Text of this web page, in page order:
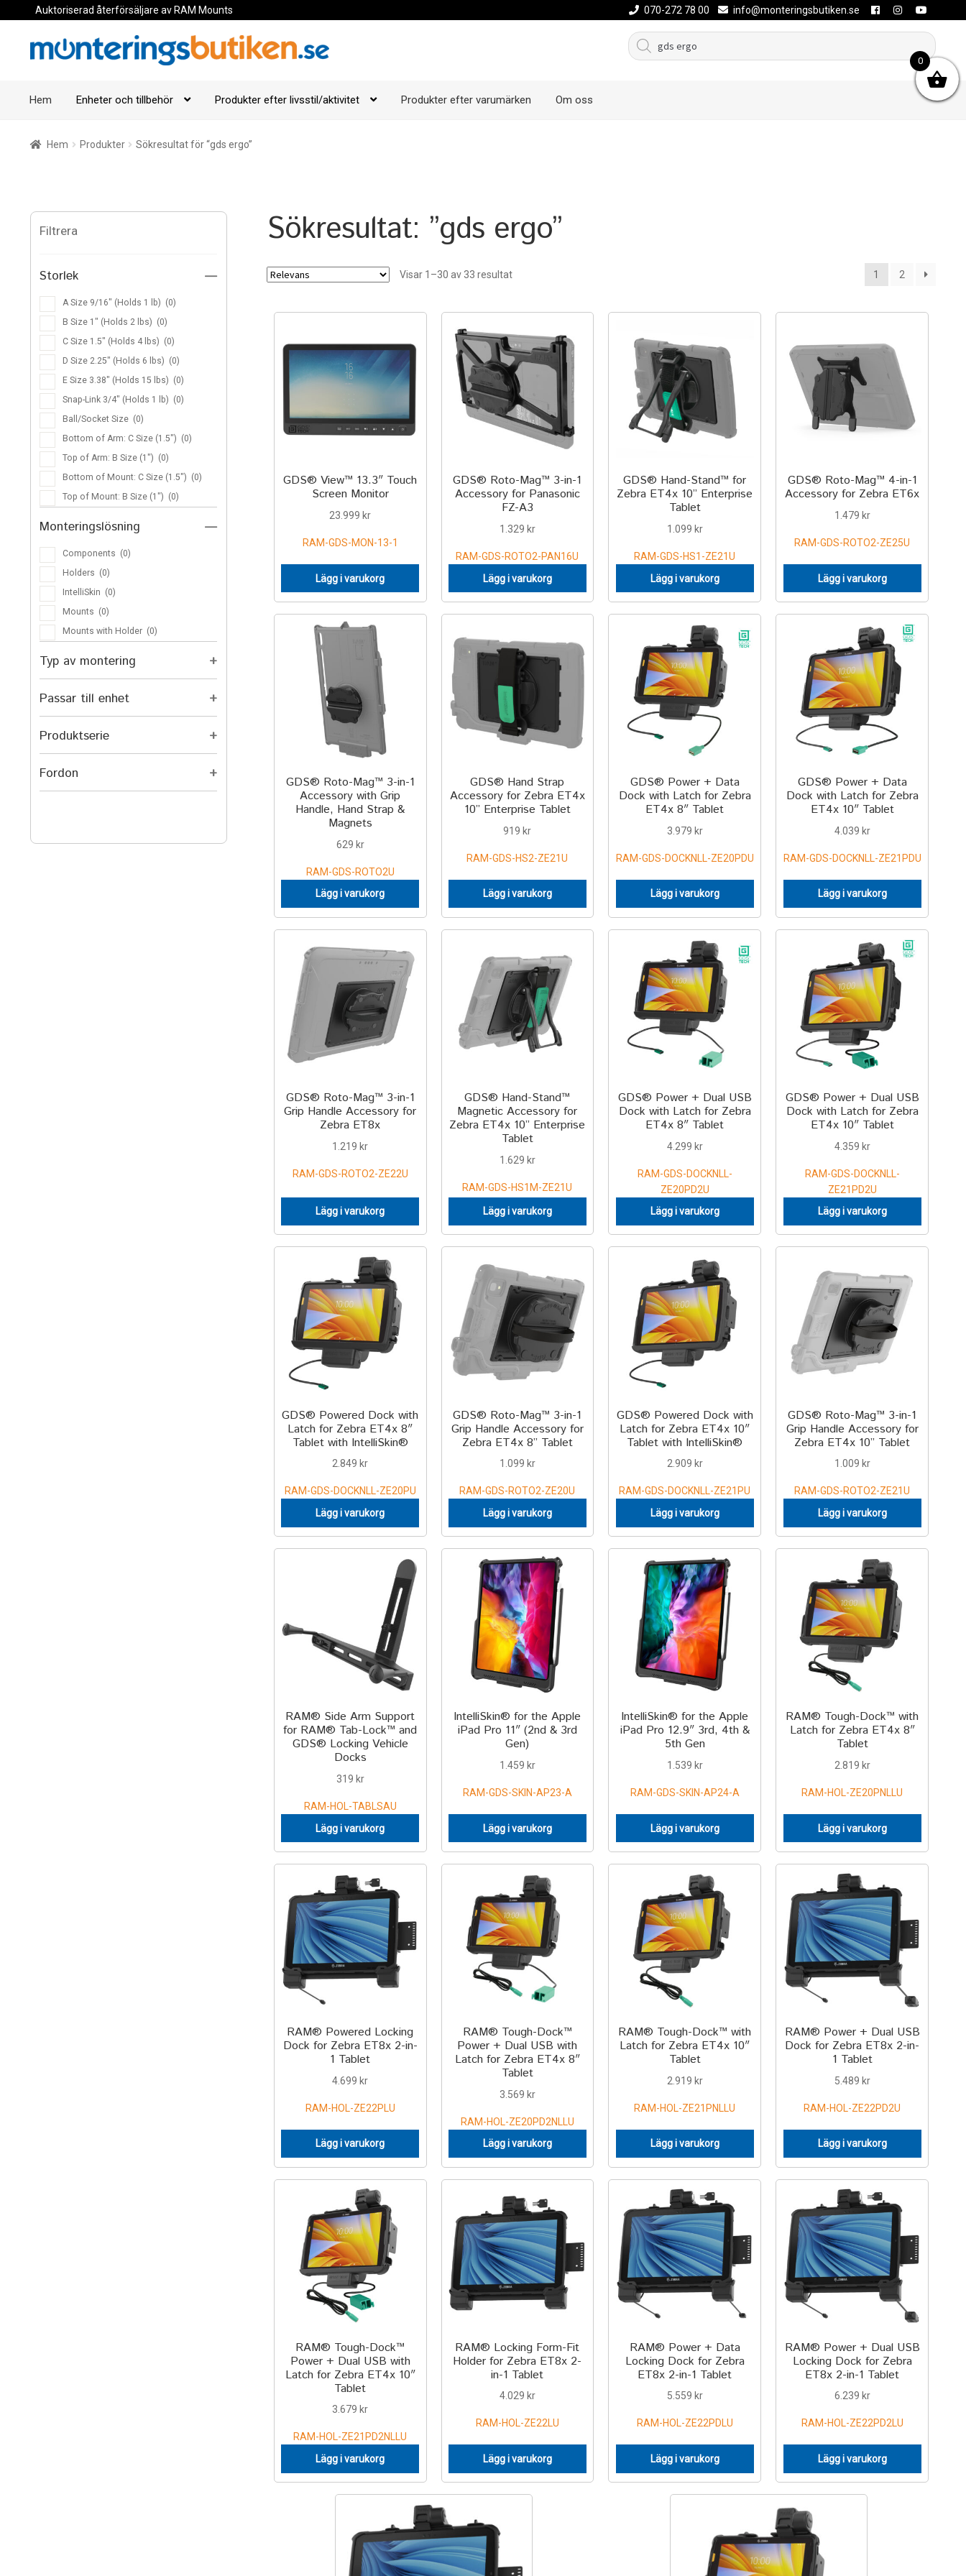
Auktoriserad återförsäljare av RAM Mounts 070-272 78 00 info@monteringsbutiken.se
Hoppa
till
Hoppa
till
Produktsökning
Hem Enheter och tillbehör Produkter efter livsstil/aktivitet Produkter efter varumärken Om oss
Hem Produkter Sökresultat för “gds ergo”
Sökresultat: ”gds ergo”
Visar 1–30 av 33 resultat 1 2
GDS® View™ 13.3″ Touch
Screen Monitor
23.999 kr
RAM-GDS-MON-13-1
Lägg i varukorg
GDS® Roto-Mag™ 3-in-1
Accessory for Panasonic
FZ-A3
1.329 kr
RAM-GDS-ROTO2-PAN16U
Lägg i varukorg
GDS® Hand-Stand™ for
Zebra ET4x 10” Enterprise
Tablet
1.099 kr
RAM-GDS-HS1-ZE21U
Lägg i varukorg
GDS® Roto-Mag™ 4-in-1
Accessory for Zebra ET6x
1.479 kr
RAM-GDS-ROTO2-ZE25U
Lägg i varukorg
GDS® Roto-Mag™ 3-in-1
Accessory with Grip
Handle, Hand Strap &
Magnets
629 kr
RAM-GDS-ROTO2U
Lägg i varukorg
GDS® Hand Strap
Accessory for Zebra ET4x
10” Enterprise Tablet
919 kr
RAM-GDS-HS2-ZE21U
Lägg i varukorg
GDS® Power + Data
Dock with Latch for Zebra
ET4x 8″ Tablet
3.979 kr
RAM-GDS-DOCKNLL-ZE20PDU
Lägg i varukorg
GDS® Power + Data
Dock with Latch for Zebra
ET4x 10″ Tablet
4.039 kr
RAM-GDS-DOCKNLL-ZE21PDU
Lägg i varukorg
GDS® Roto-Mag™ 3-in-1
Grip Handle Accessory for
Zebra ET8x
1.219kr
RAM-GDS-ROTO2-ZE22U
Lägg i varukorg
GDS® Hand-Stand™
Magnetic Accessory for
Zebra ET4x 10” Enterprise
Tablet
1.629 kr
RAM-GDS-HS1M-ZE21U
Lägg i varukorg
GDS® Power + Dual USB
Dock with Latch for Zebra
ET4x 8″ Tablet
4.299 kr
RAM-GDS-DOCKNLL-
ZE20PD2U
Lägg i varukorg
GDS® Power + Dual USB
Dock with Latch for Zebra
ET4x 10″ Tablet
4.359 kr
RAM-GDS-DOCKNLL-
ZE21PD2U
Lägg i varukorg
GDS® Powered Dock with
Latch for Zebra ET4x 8″
Tablet with IntelliSkin®
2.849 kr
RAM-GDS-DOCKNLL-ZE20PU
Lägg i varukorg
GDS® Roto-Mag™ 3-in-1
Grip Handle Accessory for
Zebra ET4x 8” Tablet
1.099 kr
RAM-GDS-ROTO2-ZE20U
Lägg i varukorg
GDS® Powered Dock with
Latch for Zebra ET4x 10″
Tablet with IntelliSkin®
2.909 kr
RAM-GDS-DOCKNLL-ZE21PU
Lägg i varukorg
GDS® Roto-Mag™ 3-in-1
Grip Handle Accessory for
Zebra ET4x 10” Tablet
1.009 kr
RAM-GDS-ROTO2-ZE21U
Lägg i varukorg
RAM® Side Arm Support
for RAM® Tab-Lock™ and
GDS® Locking Vehicle
Docks
319 kr
RAM-HOL-TABLSAU
Lägg i varukorg
IntelliSkin® for the Apple
iPad Pro 11″ (2nd & 3rd
Gen)
1.459 kr
RAM-GDS-SKIN-AP23-A
Lägg i varukorg
IntelliSkin® for the Apple
iPad Pro 12.9″ 3rd, 4th &
5th Gen
1.539 kr
RAM-GDS-SKIN-AP24-A
Lägg i varukorg
RAM® Tough-Dock™ with
Latch for Zebra ET4x 8″
Tablet
2.819 kr
RAM-HOL-ZE20PNLLU
Lägg i varukorg
RAM® Powered Locking
Dock for Zebra ET8x 2-in-
1 Tablet
4.699 kr
RAM-HOL-ZE22PLU
Lägg i varukorg
RAM® Tough-Dock™
Power + Dual USB with
Latch for Zebra ET4x 8″
Tablet
3.569 kr
RAM-HOL-ZE20PD2NLLU
Lägg i varukorg
RAM® Tough-Dock™ with
Latch for Zebra ET4x 10″
Tablet
2.919 kr
RAM-HOL-ZE21PNLLU
Lägg i varukorg
RAM® Power + Dual USB
Dock for Zebra ET8x 2-in-
1 Tablet
5.489 kr
RAM-HOL-ZE22PD2U
Lägg i varukorg
RAM® Tough-Dock™
Power + Dual USB with
Latch for Zebra ET4x 10″
Tablet
3.679 kr
RAM-HOL-ZE21PD2NLLU
Lägg i varukorg
RAM® Locking Form-Fit
Holder for Zebra ET8x 2-
in-1 Tablet
4.029 kr
RAM-HOL-ZE22LU
Lägg i varukorg
RAM® Power + Data
Locking Dock for Zebra
ET8x 2-in-1 Tablet
5.559 kr
RAM-HOL-ZE22PDLU
Lägg i varukorg
RAM® Power + Dual USB
Locking Dock for Zebra
ET8x 2-in-1 Tablet
6.239 kr
RAM-HOL-ZE22PD2LU
Lägg i varukorg
Filtrera
Storlek —
A Size 9/16″ (Holds 1 lb) (0)
B Size 1″ (Holds 2 lbs) (0)
C Size 1.5″ (Holds 4 lbs) (0)
D Size 2.25″ (Holds 6 lbs) (0)
E Size 3.38″ (Holds 15 lbs) (0)
Snap-Link 3/4″ (Holds 1 lb) (0)
Ball/Socket Size (0)
Bottom of Arm: C Size (1.5") (0)
Top of Arm: B Size (1") (0)
Bottom of Mount: C Size (1.5") (0)
Top of Mount: B Size (1") (0)
Monteringslösning —
Components (0)
Holders (0)
IntelliSkin (0)
Mounts (0)
Mounts with Holder (0)
Typ av montering +
Passar till enhet +
Produktserie +
Fordon +
0